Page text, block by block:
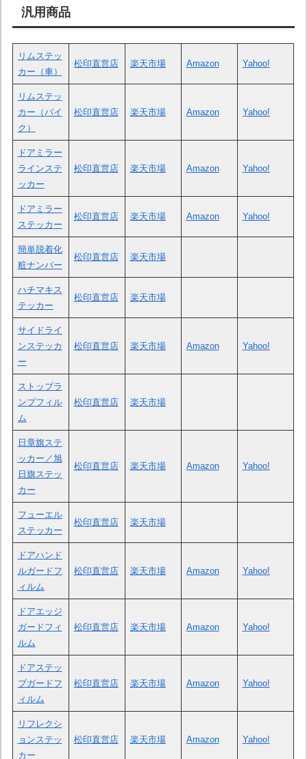
汎用商品
リムステッ
カー（車）
松印直営店 楽天市場 Amazon Yahoo!
リムステッ
カー（バイ
ク）
松印直営店 楽天市場 Amazon Yahoo!
ドアミラー
ラインステ
ッカー
松印直営店 楽天市場 Amazon Yahoo!
ドアミラー
ステッカー
松印直営店 楽天市場 Amazon Yahoo!
簡単脱着化
粧ナンバー
松印直営店 楽天市場
ハチマキス
テッカー
松印直営店 楽天市場
サイドライ
ンステッカ
ー
松印直営店 楽天市場 Amazon Yahoo!
ストップラ
ンプフィル
ム
松印直営店 楽天市場
日章旗ステ
ッカー／旭
日旗ステッ
カー
松印直営店 楽天市場 Amazon Yahoo!
フューエル
ステッカー
松印直営店 楽天市場
ドアハンド
ルガードフ
ィルム
松印直営店 楽天市場 Amazon Yahoo!
ドアエッジ
ガードフィ
ルム
松印直営店 楽天市場 Amazon Yahoo!
ドアステッ
プガードフ
ィルム
松印直営店 楽天市場 Amazon Yahoo!
リフレクシ
ョンステッ
カー
松印直営店 楽天市場 Amazon Yahoo!